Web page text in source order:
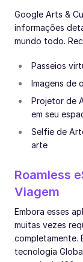
Google Arts &
informações
mundo todo.
Passeios
Imagens de
Projetor de
em seu
Selfie de
arte
Roamless
Viagem
Embora esses
muitas vezes
completamente.
tecnologia